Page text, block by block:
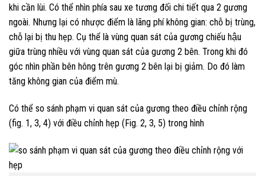
khi cần lùi. Có thể nhìn phía sau xe tương đối chi tiết qua 2 gương
ngoài. Nhưng lại có nhược điểm là lãng phí không gian: chỗ bị trùng,
chỗ lại bị thu hẹp. Cụ thể là vùng quan sát của gương chiếu hậu
giữa trùng nhiều với vùng quan sát của gương 2 bên. Trong khi đó
góc nhìn phần bên hông trên gương 2 bên lại bị giảm. Do đó làm
tăng không gian của điểm mù.
Có thể so sánh phạm vi quan sát của gương theo điều chỉnh rộng
(fig. 1, 3, 4) với điều chỉnh hẹp (Fig. 2, 3, 5) trong hình